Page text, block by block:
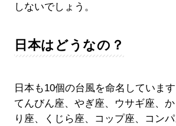
しないでしょう。
日本はどうなの？
日本も10個の台風を命名しています
てんびん座、やぎ座、ウサギ座、
り座、くじら座、コップ座、コン